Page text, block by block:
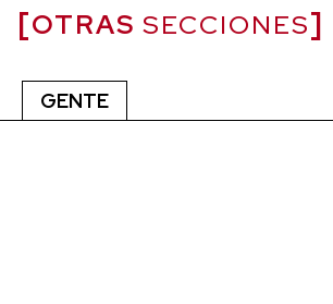
OTRAS SECCIONES
GENTE